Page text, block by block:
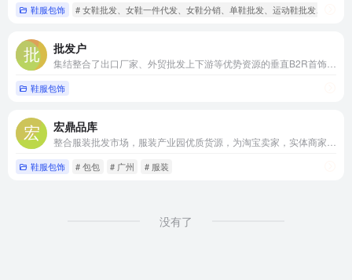
鞋服包饰 # 女鞋批发、女鞋一件代发、女鞋分销、单鞋批发、运动鞋批发、凉鞋
批发户
鞋服包饰
宏鼎品库
鞋服包饰 # 包包 # 广州 # 服装
没有了